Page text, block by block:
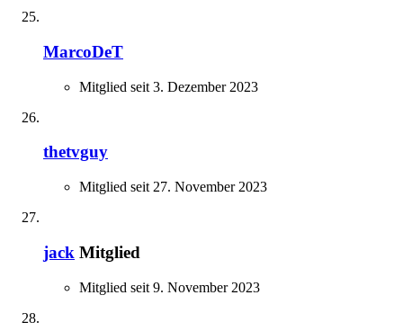
MarcoDeT
Mitglied seit 3. Dezember 2023
thetvguy
Mitglied seit 27. November 2023
jack Mitglied
Mitglied seit 9. November 2023